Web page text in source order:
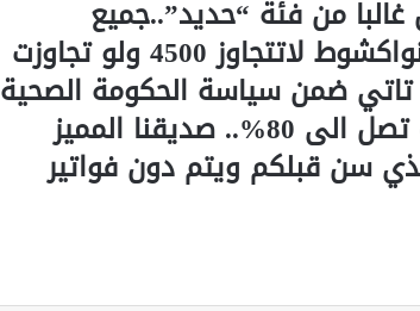
من فئة “حديد”..جميع
المكونات في المستشفى الوطني بنواكشوط لاتتجاوز 4500 ولو تجاوزت
تاتي ضمن سياسة الحكومة الصحية
القاضية بتخفيض دواء الملاريا بنسبة تصل الى 80%.. صديقنا المميز
سن قبلكم ويتم دون فواتير